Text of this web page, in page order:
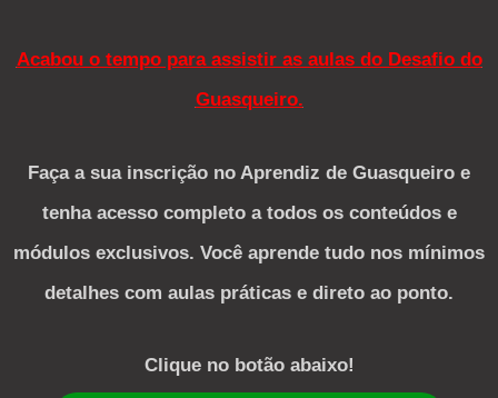
Acabou o tempo para assistir as aulas do Desafio do
Guasqueiro.
Faça a sua inscrição no Aprendiz de Guasqueiro e
tenha acesso completo a todos os conteúdos e
módulos exclusivos. Você aprende tudo nos mínimos
detalhes com aulas práticas e direto ao ponto.
Clique no botão abaixo!